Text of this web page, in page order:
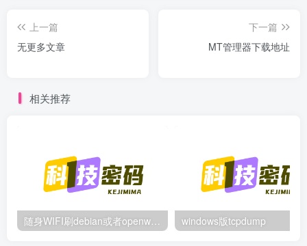
上一篇
无更多文章
下一篇
MT管理器下载地址
相关推荐
随身WIFI刷debian或者openwrt后安装短信转发插件 windows版tcpdump